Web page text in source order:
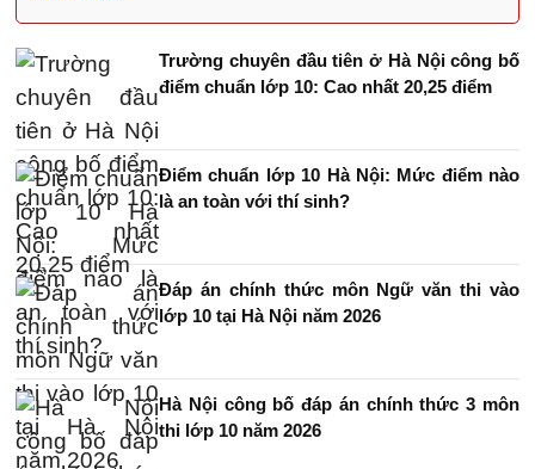
Trường chuyên đầu tiên ở Hà Nội công bố
điểm chuẩn lớp 10: Cao nhất 20,25 điểm
Điểm chuẩn lớp 10 Hà Nội: Mức điểm nào
là an toàn với thí sinh?
Đáp án chính thức môn Ngữ văn thi vào
lớp 10 tại Hà Nội năm 2026
Hà Nội công bố đáp án chính thức 3 môn
thi lớp 10 năm 2026